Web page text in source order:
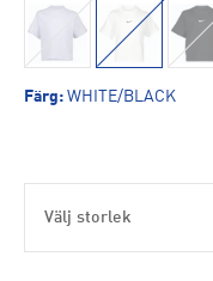
Färg: WHITE/BLACK
Välj storlek